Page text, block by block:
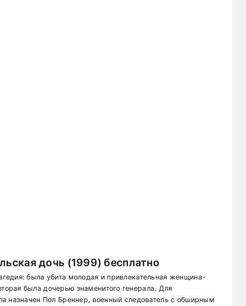
дочь (1999) бесплатно
была убита молодая и привлекательная женщина-
была дочерью знаменитого генерала. Для
назначен Пол Бреннер, военный следователь с обширным